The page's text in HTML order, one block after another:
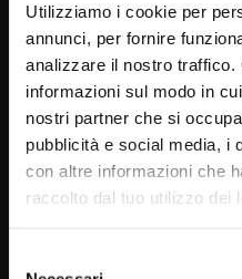
Utilizziamo i cookie per
annunci, per fornire
analizzare il nostro traffico.
informazioni sul modo in
nostri partner che si
pubblicità e social media, i
con altre informazioni che
raccolto dal tuo utilizzo dei
FOLLOW US